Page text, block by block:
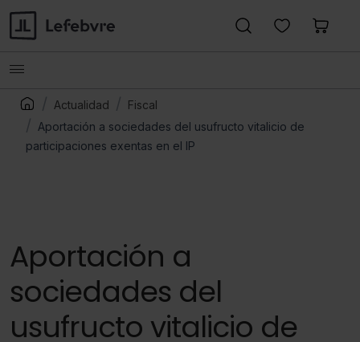
Actualidad
Fiscal
Aportación a sociedades del usufructo vitalicio de
participaciones exentas en el IP
Aportación a
sociedades del
usufructo vitalicio de